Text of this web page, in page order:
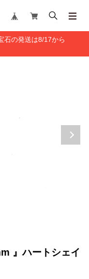
石の発送は8/17から
』ハートシェイ